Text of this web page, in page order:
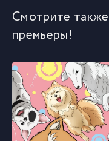
Смотрите
премьеры!